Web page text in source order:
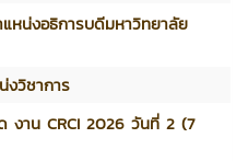
หน่งอธิการบดีมหาวิทยาลัย
งวิชาการ
งาน CRCI 2026 วันที่ 2 (7